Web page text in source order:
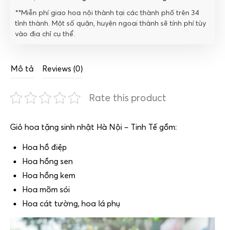
**Miễn phí giao hoa nội thành tại các thành phố trên 34
tỉnh thành. Một số quận, huyện ngoại thành sẽ tính phí tùy
vào địa chỉ cụ thể.
Mô tả Reviews (0)
Rate this product
Giỏ hoa tặng sinh nhật Hà Nội – Tinh Tế gồm:
Hoa hồ điệp
Hoa hồng sen
Hoa hồng kem
Hoa mõm sói
Hoa cát tường, hoa lá phụ